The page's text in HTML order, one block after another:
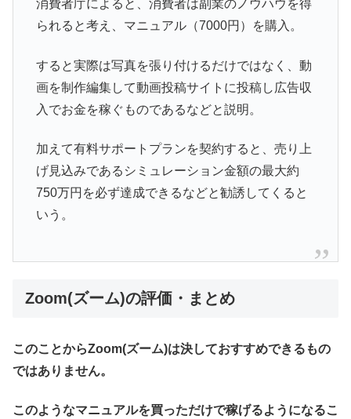
消費者庁によると、消費者は副業のノウハウを得
られると考え、マニュアル（7000円）を購入。
すると実際は写真を張り付けるだけではなく、動
画を制作編集して動画投稿サイトに投稿し広告収
入でお金を稼ぐものであるなどと説明。
加えて有料サポートプランを契約すると、売り上
げ見込みであるシミュレーション金額の最大約
750万円を必ず達成できるなどと勧誘してくると
いう。
Zoom(ズーム)の評価・まとめ
このことからZoom(ズーム)は決しておすすめできるもの
ではありません。
このようなマニュアルを買っただけで稼げるようになるこ